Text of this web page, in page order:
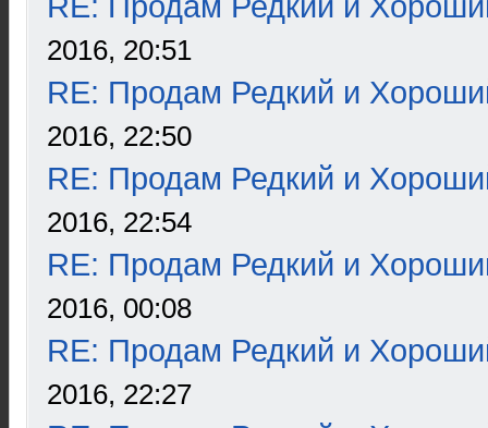
2016, 20:51
RE: Продам Редкий и
2016, 22:50
RE: Продам Редкий и
2016, 22:54
RE: Продам Редкий и
2016, 00:08
RE: Продам Редкий и
2016, 22:27